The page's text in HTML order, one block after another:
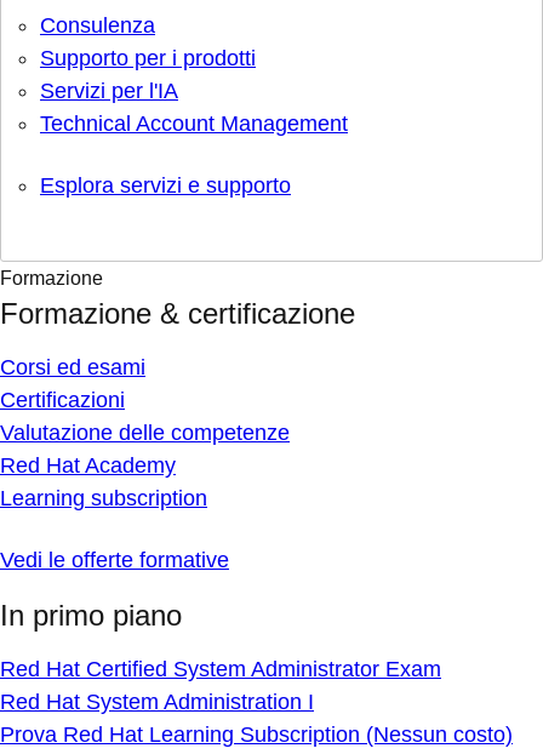
Consulenza
Supporto per i prodotti
Servizi per l'IA
Technical Account Management
Esplora servizi e supporto
Formazione
Formazione & certificazione
Corsi ed esami
Certificazioni
Valutazione delle competenze
Red Hat Academy
Learning subscription
Vedi le offerte formative
In primo piano
Red Hat Certified System Administrator Exam
Red Hat System Administration I
Prova Red Hat Learning Subscription (Nessun costo)